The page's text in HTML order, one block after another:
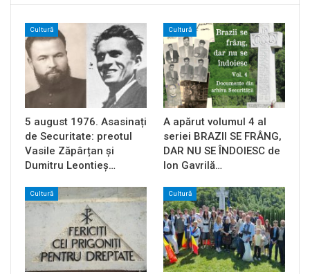
Cultură
5 august 1976. Asasinați
de Securitate: preotul
Vasile Zăpârțan și
Dumitru Leontieș…
Cultură
A apărut volumul 4 al
seriei BRAZII SE FRÂNG,
DAR NU SE ÎNDOIESC de
Ion Gavrilă…
Cultură Cultură